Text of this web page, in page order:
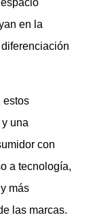
en la
estos
una
con
a tecnología,
más
las marcas.